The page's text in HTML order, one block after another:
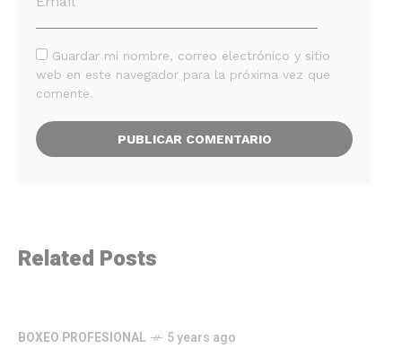
Guardar mi nombre, correo electrónico y sitio
web en este navegador para la próxima vez que
comente.
Related Posts
BOXEO PROFESIONAL 5 years ago